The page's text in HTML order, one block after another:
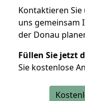
Kontaktieren Sie
uns gemeinsam
der Donau
Füllen Sie jetzt
Sie kostenlose